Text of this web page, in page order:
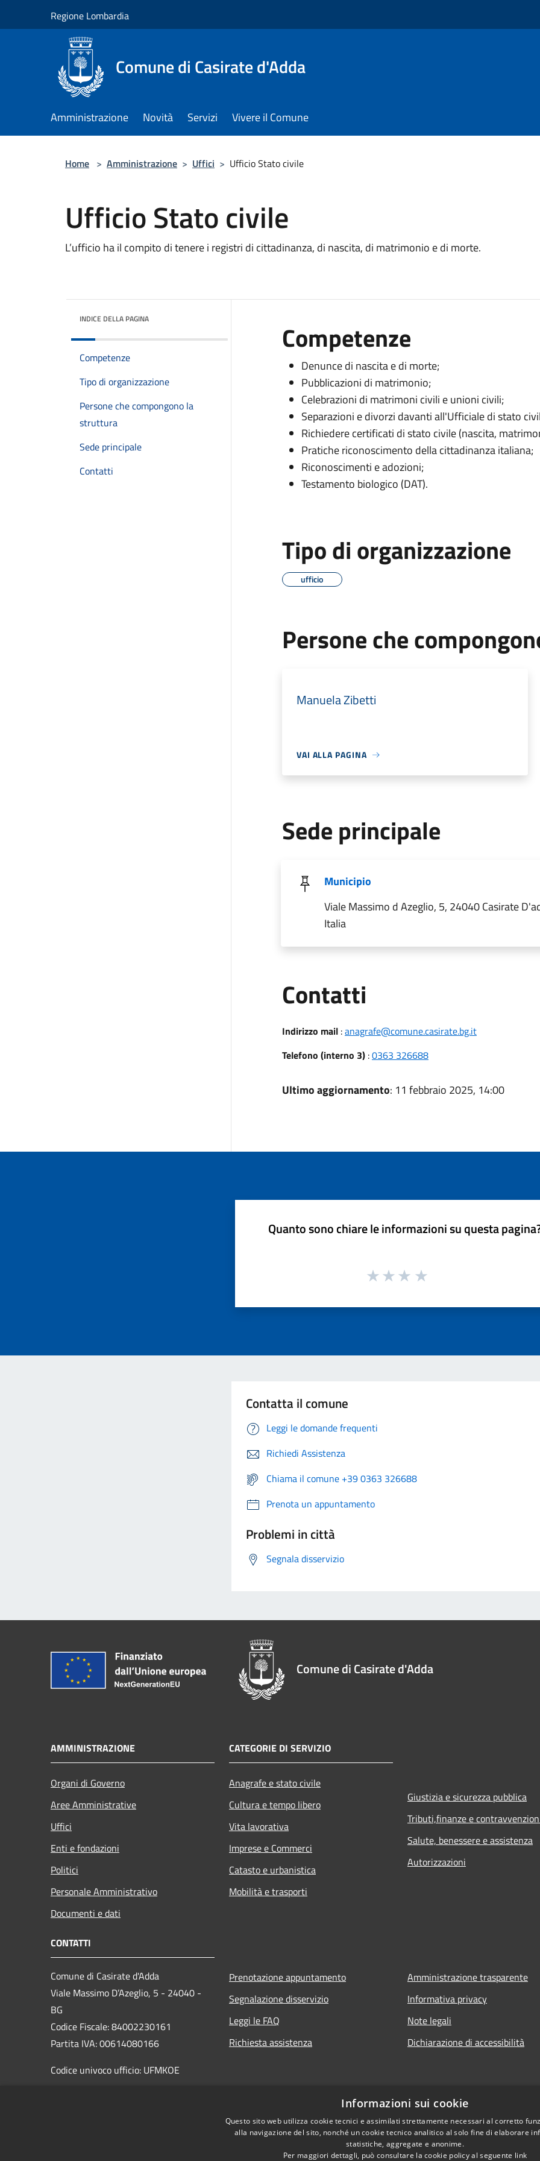
Regione Lombardia
Comune di Casirate d'Adda
Amministrazione Novità Servizi Vivere il Comune
Home > Amministrazione > Uffici > Ufficio Stato civile
Ufficio Stato civile
L’ufficio ha il compito di tenere i registri di cittadinanza, di nascita, di matrimonio e di morte.
INDICE DELLA PAGINA
Competenze
Tipo di organizzazione
Persone che compongono la
struttura
Sede principale
Contatti
Competenze
Denunce di nascita e di morte;
Pubblicazioni di matrimonio;
Celebrazioni di matrimoni civili e unioni civili;
Separazioni e divorzi davanti all'Ufficiale di stato
Richiedere certificati di stato civile (nascita,
Pratiche riconoscimento della cittadinanza italiana;
Riconoscimenti e adozioni;
Testamento biologico (DAT).
Tipo di organizzazione
ufficio
Persone che
Manuela Zibetti
VAI ALLA PAGINA
Sede principale
Municipio
Viale Massimo d Azeglio, 5, 24040 Casirate
Italia
Contatti
Indirizzo mail:anagrafe@comune.casirate.bg.it
Telefono (interno 3):0363 326688
Ultimo aggiornamento: 11 febbraio 2025, 14:00
Quanto sono chiare le informazioni su questa
Contatta il comune
Leggi le domande frequenti
Richiedi Assistenza
Chiama il comune +39 0363 326688
Prenota un appuntamento
Problemi in città
Segnala disservizio
Comune di Casirate d'Adda
AMMINISTRAZIONE
Organi di Governo
Aree Amministrative
Uffici
Enti e fondazioni
Politici
Personale Amministrativo
Documenti e dati
CATEGORIE DI SERVIZIO
Anagrafe e stato civile
Cultura e tempo libero
Vita lavorativa
Imprese e Commerci
Catasto e urbanistica
Mobilità e trasporti
Giustizia e sicurezza pubblica
Tributi,finanze e
Salute, benessere e assistenza
Autorizzazioni
CONTATTI
Comune di Casirate d'Adda
Viale Massimo D’Azeglio, 5 - 24040 -
BG
Codice Fiscale: 84002230161
Partita IVA: 00614080166
Codice univoco ufficio: UFMKOE
Prenotazione appuntamento
Segnalazione disservizio
Leggi le FAQ
Richiesta assistenza
Amministrazione trasparente
Informativa privacy
Note legali
Dichiarazione di accessibilità
Informazioni sui cookie
Questo sito web utilizza cookie tecnici e assimilati strettamente necessari al corretto
alla navigazione del sito, nonché un cookie tecnico analitico al solo fine di elaborare
statistiche, aggregate e anonime.
Per maggiori dettagli, può consultare la cookie policy al seguente link